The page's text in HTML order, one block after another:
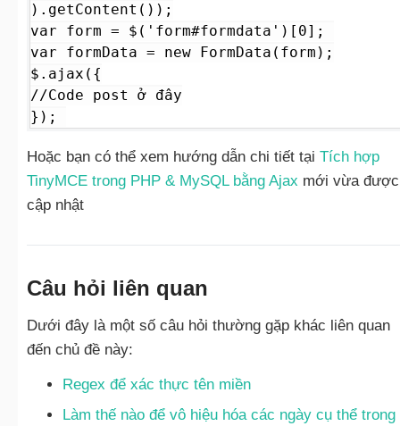
).getContent());
var form = $('form#formdata')[0];
var formData = new FormData(form);
$.ajax({
//Code post ở đây
});
Hoặc bạn có thể xem hướng dẫn chi tiết tại Tích hợp
TinyMCE trong PHP & MySQL bằng Ajax mới vừa được
cập nhật
Câu hỏi liên quan
Dưới đây là một số câu hỏi thường gặp khác liên quan
đến chủ đề này:
Regex để xác thực tên miền
Làm thế nào để vô hiệu hóa các ngày cụ thể trong